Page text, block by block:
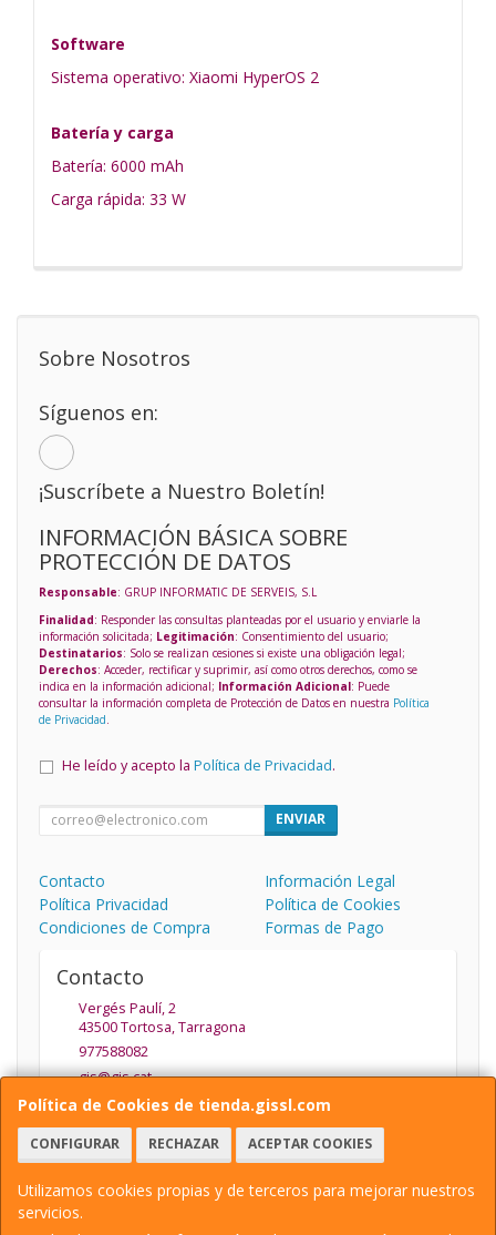
Software
Sistema operativo: Xiaomi HyperOS 2
Batería y carga
Batería: 6000 mAh
Carga rápida: 33 W
Política de Cookies de tienda.gissl.com
CONFIGURAR RECHAZAR ACEPTAR COOKIES
Utilizamos cookies propias y de terceros para mejorar nuestros
servicios.
Sobre Nosotros
Síguenos en:
¡Suscríbete a Nuestro Boletín!
INFORMACIÓN BÁSICA SOBRE
PROTECCIÓN DE DATOS
Responsable: GRUP INFORMATIC DE SERVEIS, S.L
Finalidad: Responder las consultas planteadas por el usuario y enviarle la
información solicitada; Legitimación: Consentimiento del usuario;
Destinatarios: Solo se realizan cesiones si existe una obligación legal;
Derechos: Acceder, rectificar y suprimir, así como otros derechos, como se
indica en la información adicional; Información Adicional: Puede
consultar la información completa de Protección de Datos en nuestra Política
de Privacidad
He leído y acepto la Política de Privacidad.
ENVIAR
Contacto
Información Legal
Política Privacidad
Política de Cookies
Condiciones de Compra
Formas de Pago
Contacto
Vergés Paulí, 2
43500Tortosa,Tarragona
977588082
gis@gis.cat
Horario
De Lunes a Viernes de 9.30 a 13.30 y de 15:30 a 19:30